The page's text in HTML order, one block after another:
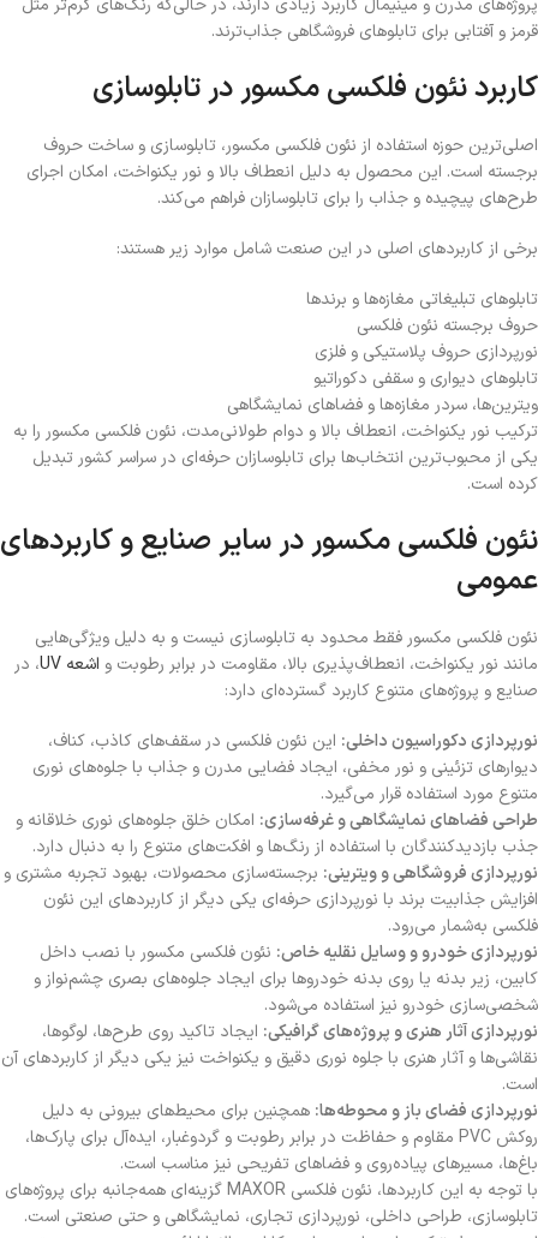
پروژه‌های مدرن و مینیمال کاربرد زیادی دارند، در حالی‌که رنگ‌های گرم‌تر مثل
قرمز و آفتابی برای تابلوهای فروشگاهی جذاب‌ترند.
کاربرد نئون فلکسی مکسور در تابلوسازی
اصلی‌ترین حوزه استفاده از نئون فلکسی مکسور، تابلوسازی و ساخت حروف
برجسته است. این محصول به دلیل انعطاف بالا و نور یکنواخت، امکان اجرای
طرح‌های پیچیده و جذاب را برای تابلوسازان فراهم می‌کند.
برخی از کاربردهای اصلی در این صنعت شامل موارد زیر هستند:
تابلوهای تبلیغاتی مغازه‌ها و برندها
حروف برجسته نئون فلکسی
نورپردازی حروف پلاستیکی و فلزی
تابلوهای دیواری و سقفی دکوراتیو
ویترین‌ها، سردر مغازه‌ها و فضاهای نمایشگاهی
ترکیب نور یکنواخت، انعطاف بالا و دوام طولانی‌مدت، نئون فلکسی مکسور را به
یکی از محبوب‌ترین انتخاب‌ها برای تابلوسازان حرفه‌ای در سراسر کشور تبدیل
کرده است.
نئون فلکسی مکسور در سایر صنایع و کاربردهای
عمومی
نئون فلکسی مکسور فقط محدود به تابلوسازی نیست و به دلیل ویژگی‌هایی
مانند نور یکنواخت، انعطاف‌پذیری بالا، مقاومت در برابر رطوبت و اشعه UV
، در
صنایع و پروژه‌های متنوع کاربرد گسترده‌ای دارد:
نورپردازی دکوراسیون داخلی: این نئون فلکسی در سقف‌های کاذب، کناف،
دیوارهای تزئینی و نور مخفی، ایجاد فضایی مدرن و جذاب با جلوه‌های نوری
متنوع مورد استفاده قرار می‌گیرد.
طراحی فضاهای نمایشگاهی و غرفه‌سازی: امکان خلق جلوه‌های نوری خلاقانه و
جذب بازدیدکنندگان با استفاده از رنگ‌ها و افکت‌های متنوع را به دنبال دارد.
نورپردازی فروشگاهی و ویترینی: برجسته‌سازی محصولات، بهبود تجربه مشتری و
افزایش جذابیت برند با نورپردازی حرفه‌ای یکی دیگر از کاربردهای این نئون
فلکسی به‌شمار می‌رود.
نورپردازی خودرو و وسایل نقلیه خاص: نئون فلکسی مکسور با نصب داخل
کابین، زیر بدنه یا روی بدنه خودروها برای ایجاد جلوه‌های بصری چشم‌نواز و
شخصی‌سازی خودرو نیز استفاده می‌شود.
نورپردازی آثار هنری و پروژه‌های گرافیکی: ایجاد تاکید روی طرح‌ها، لوگوها،
نقاشی‌ها و آثار هنری با جلوه نوری دقیق و یکنواخت نیز یکی دیگر از کاربردهای آن
است.
نورپردازی فضای باز و محوطه‌ها: همچنین برای محیط‌های بیرونی به دلیل
روکش PVC مقاوم و حفاظت در برابر رطوبت و گردوغبار، ایده‌آل برای پارک‌ها،
باغ‌ها، مسیرهای پیاده‌روی و فضاهای تفریحی نیز مناسب است.
با توجه به این کاربردها، نئون فلکسی MAXOR گزینه‌ای همه‌جانبه برای پروژه‌های
تابلوسازی، طراحی داخلی، نورپردازی تجاری، نمایشگاهی و حتی صنعتی است.